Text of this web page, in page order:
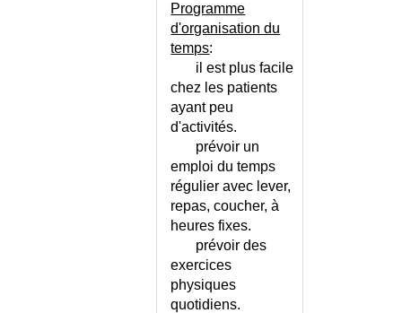
CANCER DU FOIE - PRIMITIF
CANCER DU PANCREAS
CANCER DU PHARYNX
CANCER DU RECTUM
CANCER DU SEIN - DEPISTAGE
CANCER DU SOMMET DU
CANCER DU TESTICULE
Programme
d'organisation du
temps:
il est plus facile
chez les patients
ayant peu
d'activités.
prévoir un
emploi du temps
régulier avec lever,
repas, coucher, à
heures fixes.
prévoir des
exercices
physiques
quotidiens.